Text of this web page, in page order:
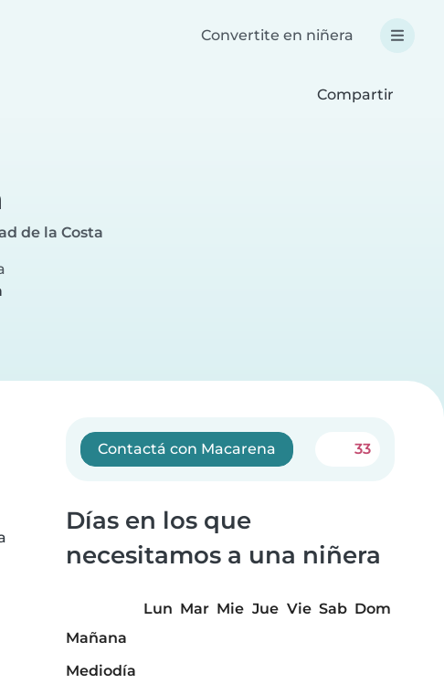
Convertite en niñera
Compartir
de la Costa
Contactá con Macarena 33
Días en los que
necesitamos a una niñera
Lun Mar Mie Jue Vie Sab Dom
Mañana
Mediodía